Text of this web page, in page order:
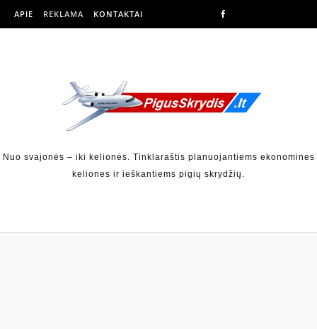
APIE REKLAMA KONTAKTAI
Nuo svajonės – iki kelionės. Tinklaraštis planuojantiems ekonomines
keliones ir ieškantiems pigių skrydžių.